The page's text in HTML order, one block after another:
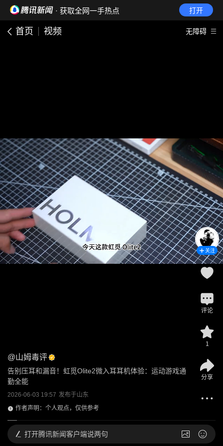
· 获取全网一手热点 打开
首页 视频 无障碍
@山姆毒评
告别压耳和漏音！虹觅Olite2微入耳耳机体验：运动游戏通
勤全能
2026-06-03 19:57 发布于山东
作者声明：个人观点，仅供参考
关注
评论
1
分享
打开腾讯新闻客户端说两句